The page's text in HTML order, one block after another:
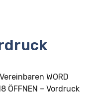
WORD
ÖFFNEN – Vordruck